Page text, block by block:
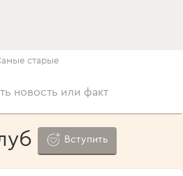
старые
новость или факт
Вступить